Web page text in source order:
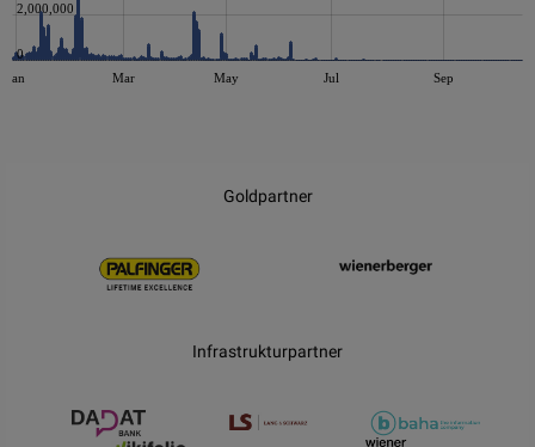
Jan Mar May Jul Sep
0
2,000,000
Goldpartner
Infrastrukturpartner